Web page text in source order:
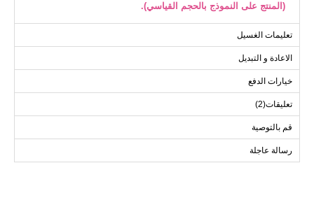
(المنتج على النموذج بالحجم القياسي).
(سم)
الحجم
Standart
102
تعليمات الغسيل
الاعادة و التبديل
خيارات الدفع
تعليقات(2)
قم بالتوصية
رسالة عاجلة